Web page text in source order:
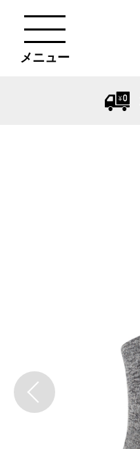
メニュー